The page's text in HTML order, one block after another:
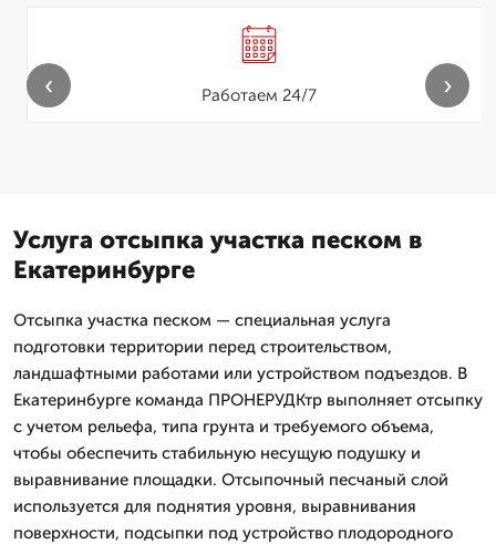
Работаем 24/7
‹ ›
Услуга отсыпка участка песком в
Екатеринбурге
Отсыпка участка песком — специальная услуга
подготовки территории перед строительством,
ландшафтными работами или устройством подъездов. В
Екатеринбурге команда ПРОНЕРУДКтр выполняет отсыпку
с учетом рельефа, типа грунта и требуемого объема,
чтобы обеспечить стабильную несущую подушку и
выравнивание площадки. Отсыпочный песчаный слой
используется для поднятия уровня, выравнивания
поверхности, подсыпки под устройство плодородного